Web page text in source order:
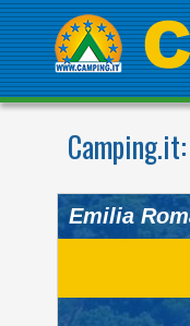
Camping.it:
Emilia